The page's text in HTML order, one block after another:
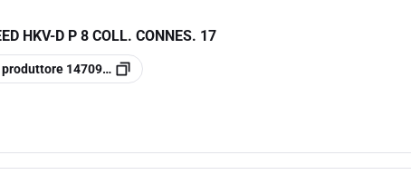
HKV-D P 8 COLL. CONNES. 17
produttore 14709601001